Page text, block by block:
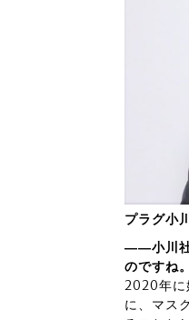
プラグ小
――小川社
のですね
2020年に
に、マス